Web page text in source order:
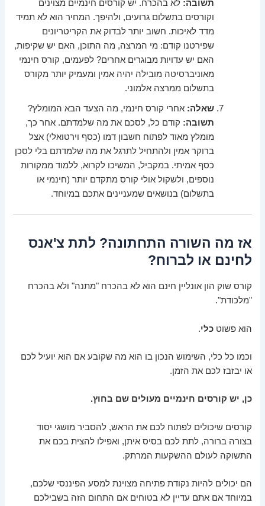
תשובה: לא בהכרח. יש קורסים חינמיים מצוינים
וקורסים בתשלום גרועים, ולהיפך. המחיר הוא לא תמיד
מדד לאיכות. חשוב יותר לבדוק את הקריטריונים
שפירטנו קודם: מי המרצה, מה התוכן, האם יש שקיפות,
האם יש עדויות מבוגרים אחרים? לפעמים, קורס חינמי
מאוניברסיטה מובילה יהיה אמין ומעמיק יותר מקורס
בתשלום ממרצה אלמוני.
שאלה: אחרי קורס חינמי, מה הצעד הבא המומלץ?
תשובה: קודם כל, לסכם את מה שלמדתם. אחר כך,
מומלץ מאוד לפתוח חשבון דמו (כסף וירטואלי) אצל
ברוקר אמין ולהתחיל לתרגל את מה שלמדתם בלי לסכן
כסף אמיתי. במקביל, המשיכו לקרוא, ללמוד ממקורות
נוספים, ולשקול אולי קורס מתקדם יותר (חינמי או
בתשלום) בנושאים שמעניינים אתכם במיוחד.
אז מה השורה התחתונה? לתת צ'אנס
לחינם או לברוח?
קורס שוק הון אונליין חינם הוא לא בהכרח "מתנה" ולא בהכרח
"מלכודת".
הוא פשוטכלי.
וכמו כל כלי, השימוש הנכון בו הוא מה שקובע אם הוא יועיל לכם
או יבזבז לכם את הזמן.
כן, יש קורסים חינמיים מעולים שם בחוץ.
קורסים שיכולים לפתוח לכם את הראש, להסביר מושגי יסוד
בצורה ברורה, לתת לכם בסיס איתן, ואפילו להצית בכם את
התשוקה לעולם ההשקעות המרתק.
הם יכולים להיות נקודת פתיחה מצוינת למסע הפיננסי שלכם,
במיוחד אם אתם עדיין לא בטוחים אם התחום הזה בשבילכם